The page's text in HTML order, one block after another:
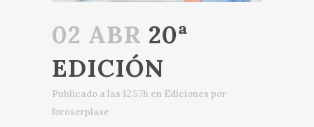
02 ABR 20ª
EDICIÓN
Publicado a las 12:57h en Ediciones por
foroserplase